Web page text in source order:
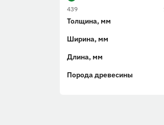
439
Толщина, мм
Ширина, мм
Длина, мм
Порода древесины